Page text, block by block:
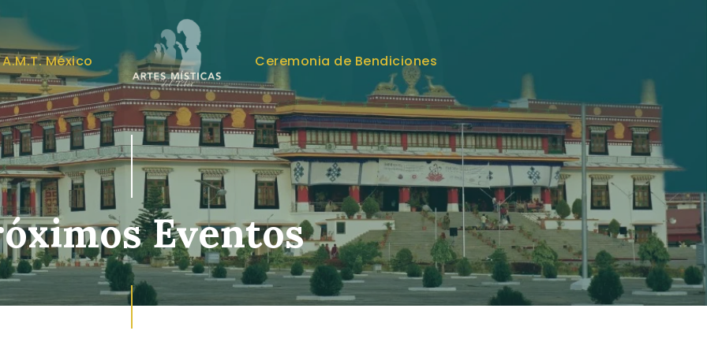
A.M.T. México Ceremonia de Bendiciones
Eventos
A.M.T. MÉXICO